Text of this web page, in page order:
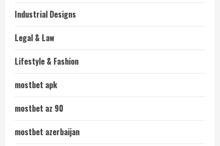
Industrial Designs
Legal & Law
Lifestyle & Fashion
mostbet apk
mostbet az 90
mostbet azerbaijan